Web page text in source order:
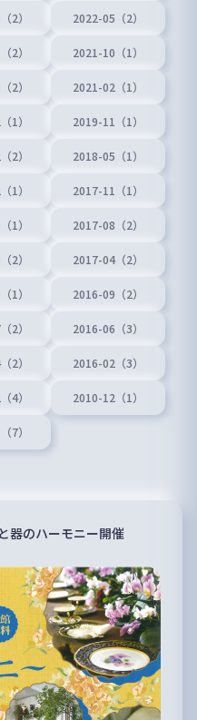
2） 2022-05（2）
2） 2021-10（1）
2） 2021-02（1）
1） 2019-11（1）
2） 2018-05（1）
1） 2017-11（1）
1） 2017-08（2）
2） 2017-04（2）
1） 2016-09（2）
2） 2016-06（3）
2） 2016-02（3）
4） 2010-12（1）
7）
のハーモニー開催